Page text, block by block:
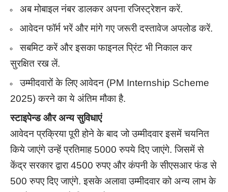
अब मोबाइल नंबर डालकर अपना रजिस्ट्रेशन करें.
आवेदन फॉर्म भरें और मांगे गए जरूरी दस्तावेज अपलोड करें.
सबमिट करें और इसका फाइनल प्रिंट भी निकाल कर
सुरक्षित रख लें.
उम्मीदवारों के लिए आवेदन (PM Internship Scheme
2025) करने का ये अंतिम मौका है.
स्टाइपेन्ड और अन्य सुविधाएं
आवेदन प्रक्रिया पूरी होने के बाद जो उम्मीदवार इसमें चयनित
किये जाएंगे उन्हें प्रतिमाह 5000 रुपये दिए जाएंगे. जिसमें से
केंद्र सरकार द्वारा 4500 रुपए और कंपनी के सीएसआर फंड से
500 रुपए दिए जाएंगे. इसके अलावा उम्मीदवार को अन्य लाभ के